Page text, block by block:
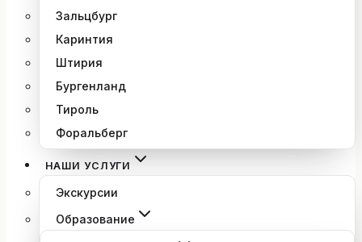
Зальцбург
Каринтия
Штирия
Бургенланд
Тироль
Форальберг
НАШИ УСЛУГИ
Экскурсии
Образование